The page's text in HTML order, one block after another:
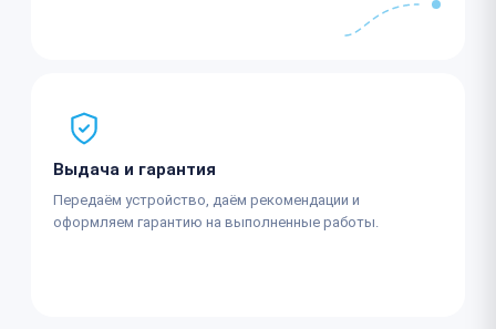
Выдача и гарантия
Передаём устройство, даём рекомендации и
оформляем гарантию на выполненные работы.